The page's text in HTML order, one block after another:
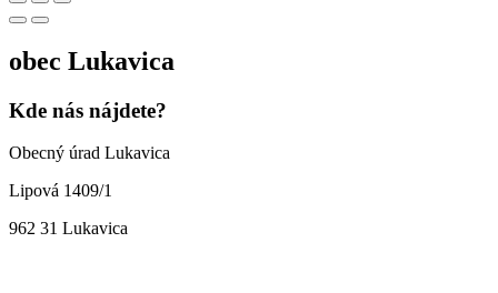
obec Lukavica
Kde nás nájdete?
Obecný úrad Lukavica
Lipová 1409/1
962 31 Lukavica